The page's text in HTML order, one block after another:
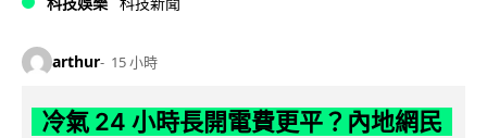
arthur 15 小時
冷氣 24 小時長開電費更平？內地網民